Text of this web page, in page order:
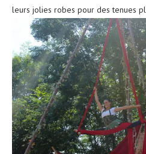
leurs jolies robes pour des tenues